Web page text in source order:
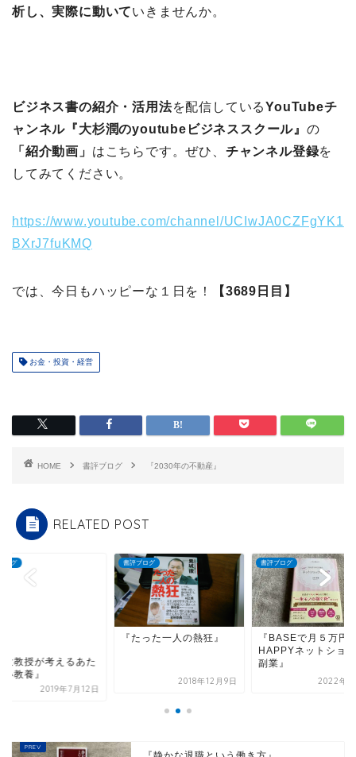
析し、実際に動いていきませんか。
ビジネス書の紹介・活用法を配信しているYouTubeチ
ャンネル『大杉潤のyoutubeビジネススクール』 の
「紹介動画」 はこちらです。ぜひ、 チャンネル登録を
してみてください。
https://www.youtube.com/channel/UCIwJA0CZFgYK1
BXrJ7fuKMQ
では、今日もハッピーな１日を！ 【3689日目】
お金・投資・経営
HOME 書評ブログ 『2030年の不動産』
RELATED POST
書評ブログ 書評ブログ
『BASEで月５万円稼ぐ
2022年4月6日
書評ブログ
『東大教授が考
らしい教養』